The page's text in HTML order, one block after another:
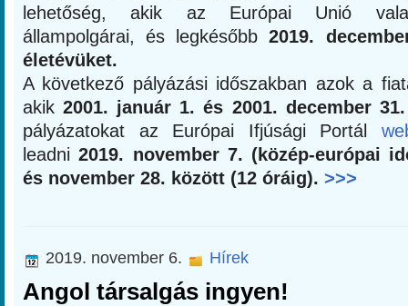
lehetőség, akik az Európai Unió
állampolgárai, és legkésőbb2019.
életévüket.
A következő pályázási időszakban azok a
akik2001. január 1. és 2001. december
pályázatokat az Európai Ifjúsági Portál
leadni2019. november 7. (közép-európai
és november 28. között (12 óráig). >>>
2019. november 6. Hírek
Angol társalgás ingyen!